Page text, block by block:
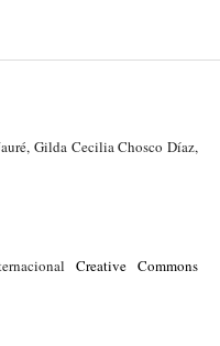
Gilda Cecilia Chosco Díaz,
Creative Commons